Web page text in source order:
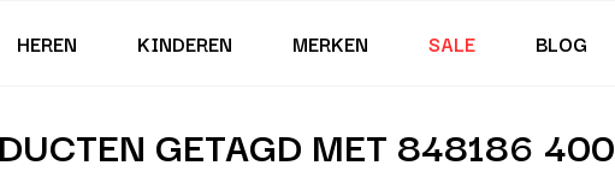
HEREN KINDEREN MERKEN SALE BLOG
GETAGD MET 848186 400